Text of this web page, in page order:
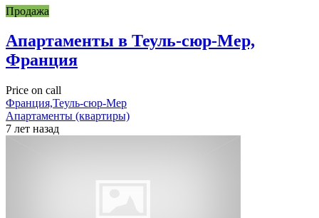
Продажа
Апартаменты в Теуль-сюр-Мер,
Франция
Price on call
Франция,Теуль-сюр-Мер
Апартаменты (квартиры)
7 лет назад